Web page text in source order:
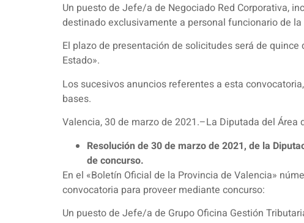
Un puesto de Jefe/a de Negociado Red Corporativa,
destinado exclusivamente a personal funcionario de la
El plazo de presentación de solicitudes será de
Estado».
Los sucesivos anuncios referentes a esta
bases.
Valencia, 30 de marzo de 2021.–La Diputada del
Resolución de 30 de marzo de 2021, de la
de concurso.
En el «Boletín Oficial de la Provincia de Valencia»
convocatoria para proveer mediante concurso:
Un puesto de Jefe/a de Grupo Oficina Gestión